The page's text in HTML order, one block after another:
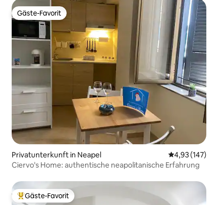
Gäste-Favorit
Gäste-Favorit
Privatunterkunft in Neapel
4,93 (147)
Ciervo's Home: authentische neapolitanische Erfahrung
Beliebter Gäste-Favorit.
Gäste-Favorit